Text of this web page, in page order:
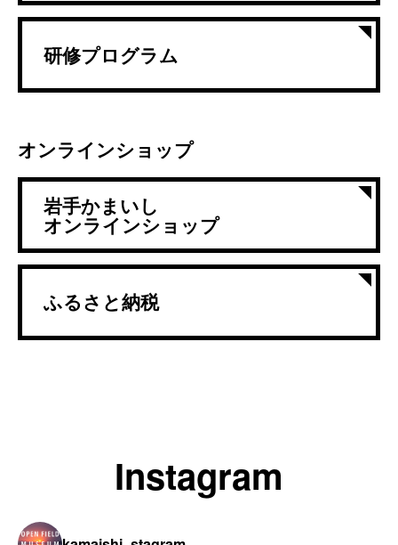
研修プログラム
オンラインショップ
岩手かまいし
オンラインショップ
ふるさと納税
Instagram